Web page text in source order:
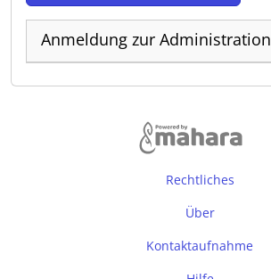
Anmeldung zur Administration
Rechtliches
Über
Kontaktaufnahme